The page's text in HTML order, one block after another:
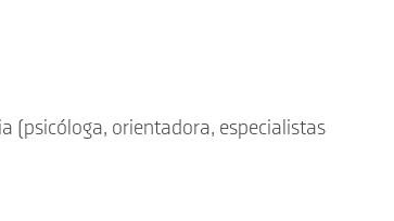
(psicóloga, orientadora, especialistas